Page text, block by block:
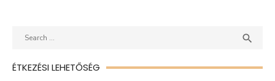

ÉTKEZÉSI LEHETŐSÉG